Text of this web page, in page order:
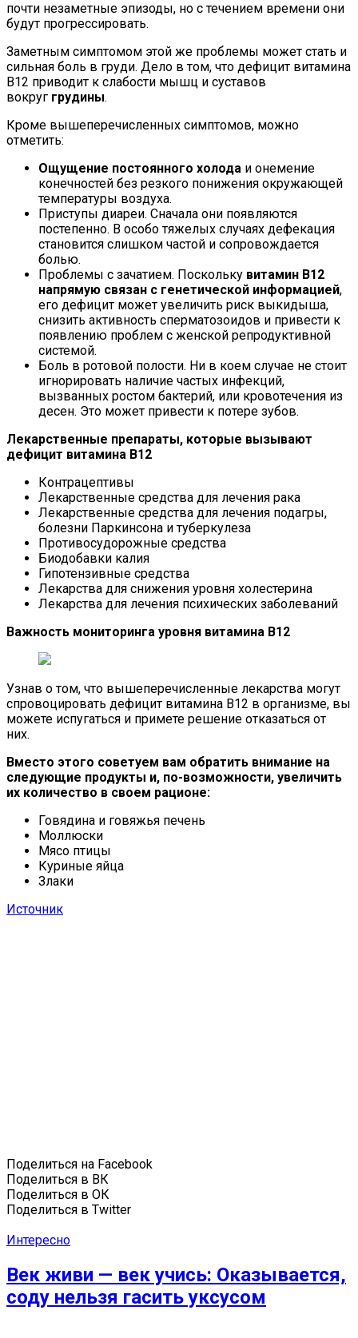
почти незаметные эпизоды, но с течением времени они
будут прогрессировать.
Заметным симптомом этой же проблемы может стать и
сильная боль в груди. Дело в том, что дефицит витамина
В12 приводит к слабости мышц и суставов
вокруг грудины.
Кроме вышеперечисленных симптомов, можно
отметить:
Ощущение постоянного холода и онемение
конечностей без резкого понижения окружающей
температуры воздуха.
Приступы диареи. Сначала они появляются
постепенно. В особо тяжелых случаях дефекация
становится слишком частой и сопровождается
болью.
Проблемы с зачатием. Поскольку витамин B12
напрямую связан с генетической информацией,
его дефицит может увеличить риск выкидыша,
снизить активность сперматозоидов и привести к
появлению проблем с женской репродуктивной
системой.
Боль в ротовой полости. Ни в коем случае не стоит
игнорировать наличие частых инфекций,
вызванных ростом бактерий, или кровотечения из
десен. Это может привести к потере зубов.
Лекарственные препараты, которые вызывают
дефицит витамина В12
Контрацептивы
Лекарственные средства для лечения рака
Лекарственные средства для лечения подагры,
болезни Паркинсона и туберкулеза
Противосудорожные средства
Биодобавки калия
Гипотензивные средства
Лекарства для снижения уровня холестерина
Лекарства для лечения психических заболеваний
Важность мониторинга уровня витамина B12
Узнав о том, что вышеперечисленные лекарства могут
спровоцировать дефицит витамина В12 в организме, вы
можете испугаться и примете решение отказаться от
них.
Вместо этого советуем вам обратить внимание на
следующие продукты и, по-возможности, увеличить
их количество в своем рационе:
Говядина и говяжья печень
Моллюски
Мясо птицы
Куриные яйца
Злаки
Источник
Поделиться на Facebook
Поделиться в ВК
Поделиться в ОК
Поделиться в Twitter
Интересно
Век живи — век учись: Оказывается,
соду нельзя гасить уксусом